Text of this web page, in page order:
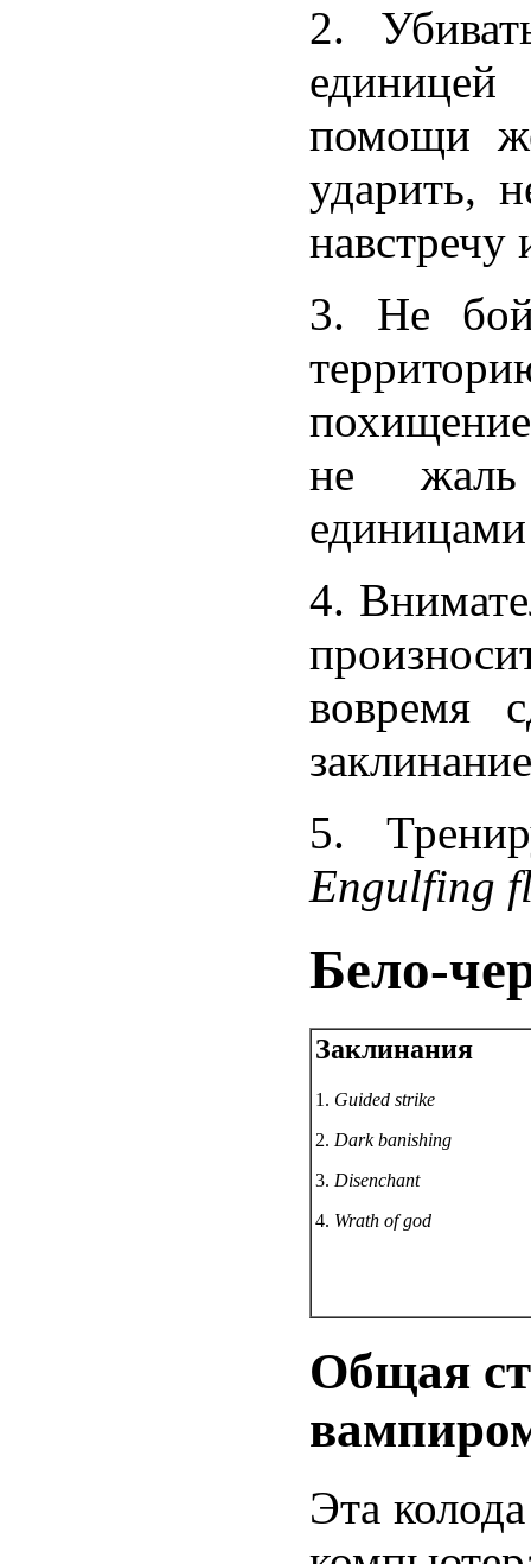
2.
помощи
ударить,
навстречу
3. Не
не жаль
4.
вовремя
5.
Engulfing
Бело-
Заклинания
1. Guided strike
2. Dark banishing
3. Disenchant
4. Wrath of god
Общая
Эта